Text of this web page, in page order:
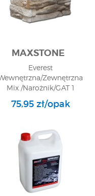
MAXSTONE
Everest
Zewnętrzna
Mix /Narożnik/GAT 1
75,95 zł/opak